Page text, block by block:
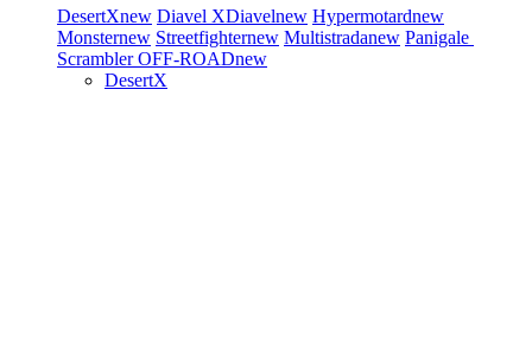
DesertXnew Diavel XDiavelnew Hypermotardnew
Monsternew Streetfighternew Multistradanew Panigale
ScramblerOFF-ROADnew
DesertX